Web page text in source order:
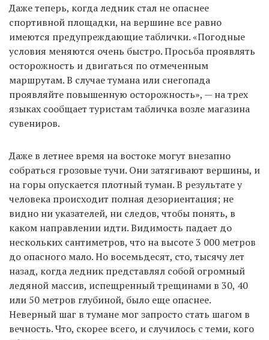
Даже теперь, когда ледник стал не опаснее
спортивной площадки, на вершине все равно
имеются предупреждающие таблички. «Погодные
условия меняются очень быстро. Просьба проявлять
осторожность и двигаться по отмеченным
маршрутам. В случае тумана или снегопада
проявляйте повышенную осторожность», — на трех
языках сообщает туристам табличка возле магазина
сувениров.
Даже в летнее время на востоке могут внезапно
собраться грозовые тучи. Они затягивают вершины, и
на горы опускается плотный туман. В результате у
человека происходит полная дезориентация; не
видно ни указателей, ни следов, чтобы понять, в
каком направлении идти. Видимость падает до
нескольких сантиметров, что на высоте 3 000 метров
до опасного мало. Но восемьдесят, сто, тысячу лет
назад, когда ледник представлял собой огромный
ледяной массив, испещренный трещинами в 30, 40
или 50 метров глубиной, было еще опаснее.
Неверный шаг в тумане мог запросто стать шагом в
вечность. Что, скорее всего, и случилось с теми, кого